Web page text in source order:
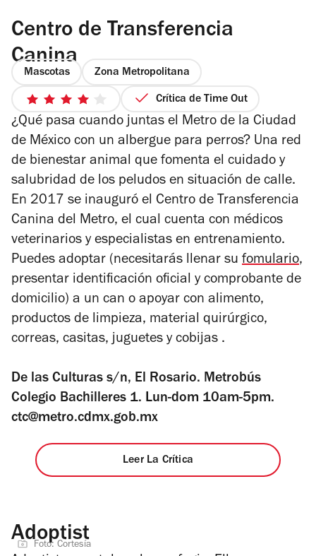
Centro de Transferencia
Canina
Mascotas Zona Metropolitana
4
de
5
estrellas
Crítica de Time Out
¿Qué pasa cuando juntas el Metro de la Ciudad
de México con un albergue para perros? Una red
de bienestar animal que fomenta el cuidado y
salubridad de los peludos en situación de calle.
En 2017 se inauguró el Centro de Transferencia
Canina del Metro, el cual cuenta con médicos
veterinarios y especialistas en entrenamiento.
Puedes adoptar (necesitarás llenar su fomulario,
presentar identificación oficial y comprobante de
domicilio) a un can o apoyar con alimento,
productos de limpieza, material quirúrgico,
correas, casitas, juguetes y cobijas .
De las Culturas s/n, El Rosario. Metrobús
Colegio Bachilleres 1. Lun-dom 10am-5pm.
ctc@metro.cdmx.gob.mx
Leer La Crítica
Adoptist
Foto: Cortesía